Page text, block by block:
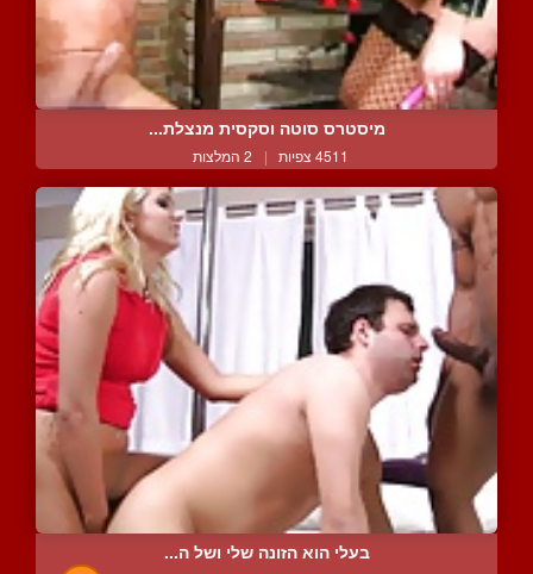
מיסטרס סוטה וסקסית מנצלת...
4511 צפיות | 2 המלצות
בעלי הוא הזונה שלי ושל ה...